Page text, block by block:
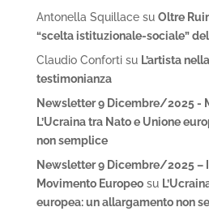
Antonella Squillacesu Oltre
“scelta istituzionale-sociale”
Claudio Confortisu L’artista
testimonianza
Newsletter 9 Dicembre/2025 -
L’Ucraina tra Nato e Unione
non semplice
Newsletter 9 Dicembre/2025 –
Movimento Europeosu
europea: un allargamento non